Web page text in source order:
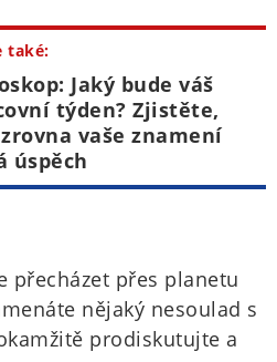
také:
Jaký bude váš
týden? Zjistěte,
vaše znamení
úspěch
přecházet přes planetu
nějaký nesoulad s
prodiskutujte a